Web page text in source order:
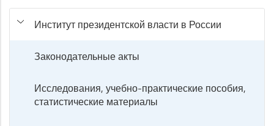
Институт президентской власти в России
Законодательные акты
Исследования, учебно-практические пособия,
статистические материалы